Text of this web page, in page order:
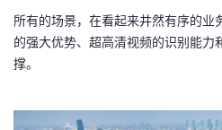
所有的场景，在看起来井然有序的业
的强大优势、超高清视频的识别能力
撑。